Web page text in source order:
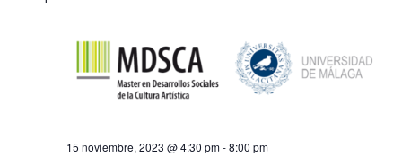
15 noviembre, 2023 @ 4:30 pm-8:00 pm